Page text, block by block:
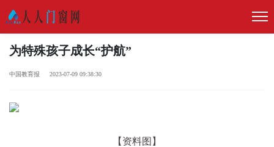
为特殊孩子成长“护航”
中国教育报 2023-07-09 09:38:30
【资料图】